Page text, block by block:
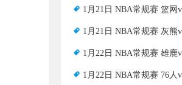
1月21日 NBA常规赛 篮网vs爵
1月21日 NBA常规赛 灰熊vs湖
1月22日 NBA常规赛 雄鹿vs骑
1月22日 NBA常规赛 76人vs国